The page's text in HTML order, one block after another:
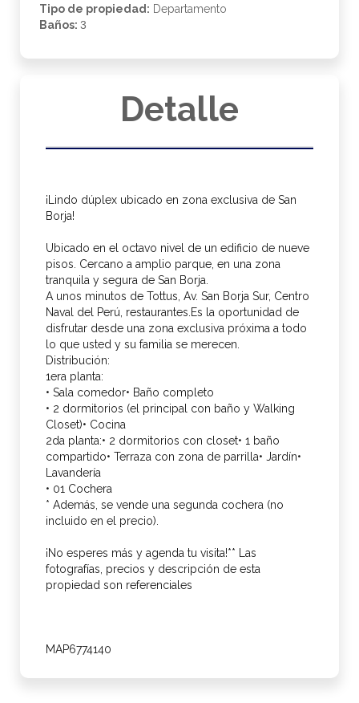
Tipo de propiedad: Departamento
Baños:3
Detalle
¡Lindo dúplex ubicado en zona exclusiva de San
Borja!
Ubicado en el octavo nivel de un edificio de nueve
pisos. Cercano a amplio parque, en una zona
tranquila y segura de San Borja.
A unos minutos de Tottus, Av. San Borja Sur, Centro
Naval del Perú, restaurantes.Es la oportunidad de
disfrutar desde una zona exclusiva próxima a todo
lo que usted y su familia se merecen.
Distribución:
1era planta:
• Sala comedor• Baño completo
• 2 dormitorios (el principal con baño y Walking
Closet)• Cocina
2da planta:• 2 dormitorios con closet• 1 baño
compartido• Terraza con zona de parrilla• Jardín•
Lavandería
• 01 Cochera
* Además, se vende una segunda cochera (no
incluido en el precio).
¡No esperes más y agenda tu visita!** Las
fotografías, precios y descripción de esta
propiedad son referenciales